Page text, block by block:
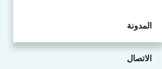
المدونة
الاتصال